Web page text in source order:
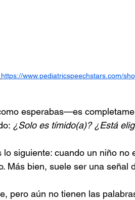
https://www.pediatricspeechstars.com/
esperabas—es
¿Solo es tímido(a)? ¿Está
siguiente: cuando un niño no
Más bien, suele ser una señal
pero aún no tienen las